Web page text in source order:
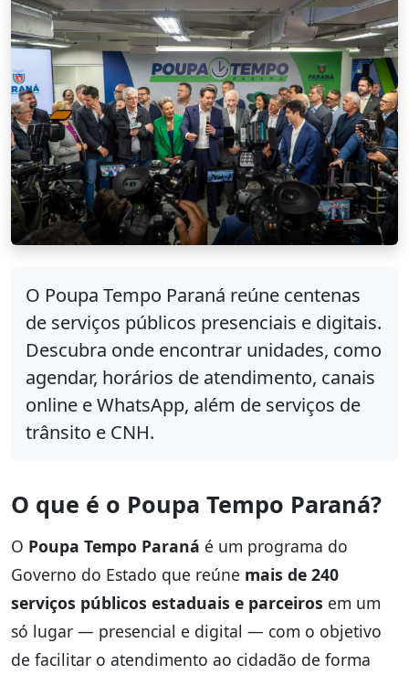
O Poupa Tempo Paraná reúne centenas
de serviços públicos presenciais e digitais.
Descubra onde encontrar unidades, como
agendar, horários de atendimento, canais
online e WhatsApp, além de serviços de
trânsito e CNH.
O que é o Poupa Tempo Paraná?
O Poupa Tempo Paraná é um programa do
Governo do Estado que reúne mais de 240
serviços públicos estaduais e parceiros em um
só lugar — presencial e digital — com o objetivo
de facilitar o atendimento ao cidadão de forma